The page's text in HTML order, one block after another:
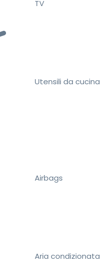
TV
Utensili da cucina
Airbags
Aria condizionata